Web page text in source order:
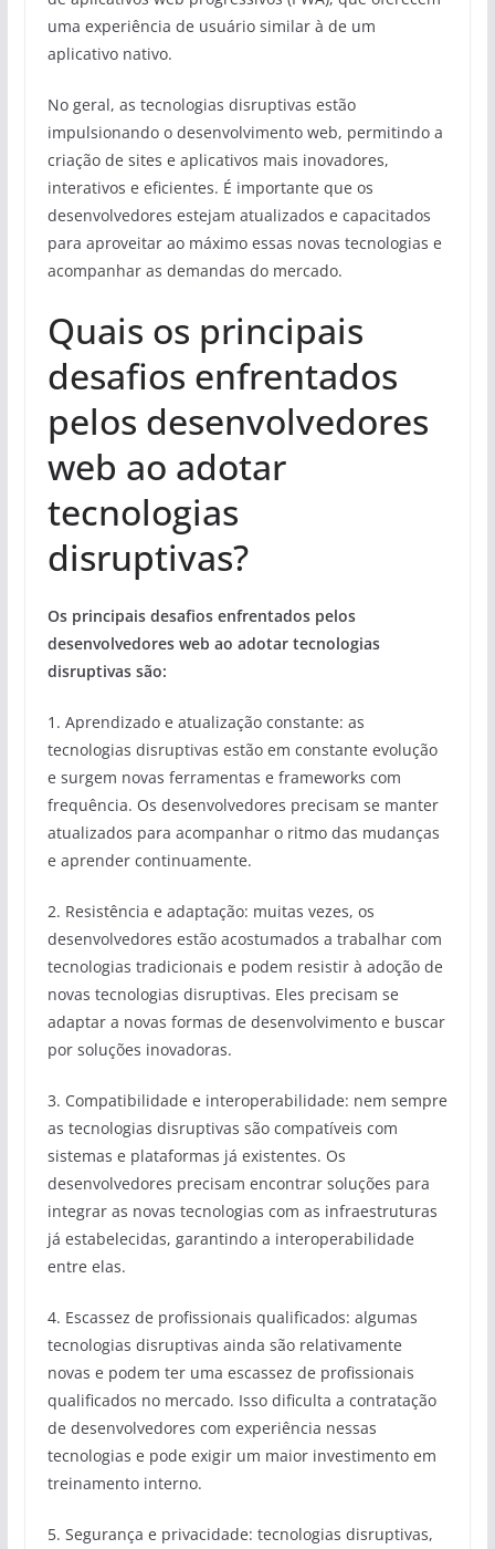
uma experiência de usuário similar à de um
aplicativo nativo.
No geral, as tecnologias disruptivas estão
impulsionando o desenvolvimento web, permitindo a
criação de sites e aplicativos mais inovadores,
interativos e eficientes. É importante que os
desenvolvedores estejam atualizados e capacitados
para aproveitar ao máximo essas novas tecnologias e
acompanhar as demandas do mercado.
Quais os principais
desafios enfrentados
pelos desenvolvedores
web ao adotar
tecnologias
disruptivas?
Os principais desafios enfrentados pelos
desenvolvedores web ao adotar tecnologias
disruptivas são:
1. Aprendizado e atualização constante: as
tecnologias disruptivas estão em constante evolução
e surgem novas ferramentas e frameworks com
frequência. Os desenvolvedores precisam se manter
atualizados para acompanhar o ritmo das mudanças
e aprender continuamente.
2. Resistência e adaptação: muitas vezes, os
desenvolvedores estão acostumados a trabalhar com
tecnologias tradicionais e podem resistir à adoção de
novas tecnologias disruptivas. Eles precisam se
adaptar a novas formas de desenvolvimento e buscar
por soluções inovadoras.
3. Compatibilidade e interoperabilidade: nem sempre
as tecnologias disruptivas são compatíveis com
sistemas e plataformas já existentes. Os
desenvolvedores precisam encontrar soluções para
integrar as novas tecnologias com as infraestruturas
já estabelecidas, garantindo a interoperabilidade
entre elas.
4. Escassez de profissionais qualificados: algumas
tecnologias disruptivas ainda são relativamente
novas e podem ter uma escassez de profissionais
qualificados no mercado. Isso dificulta a contratação
de desenvolvedores com experiência nessas
tecnologias e pode exigir um maior investimento em
treinamento interno.
5. Segurança e privacidade: tecnologias disruptivas,